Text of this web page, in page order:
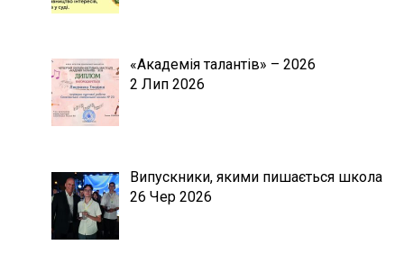
«Академія талантів» – 2026
2 Лип 2026
Випускники, якими пишається школа
26 Чер 2026